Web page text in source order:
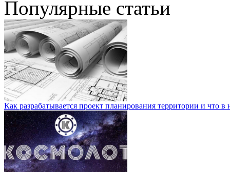
Популярные статьи
Как разрабатывается проект планирования территории и что в